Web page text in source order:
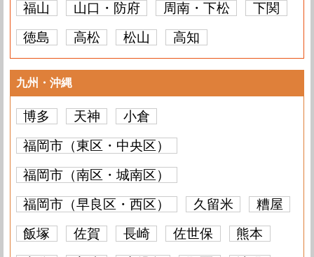
福山
山口・防府 周南・下松
下関
徳島
高松 松山 高知
九州・沖縄
博多 天神
小倉
福岡市（東区・中央区）
福岡市（南区・城南区）
福岡市（早良区・西区）
久留米
糟屋
飯塚
佐賀 長崎 佐世保
熊本